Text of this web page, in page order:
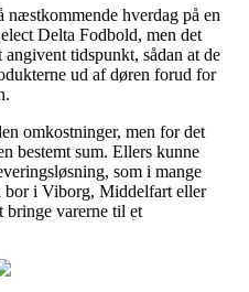
næstkommende hverdag på en
Delta Fodbold, men det
tidspunkt, sådan at de
ud af døren forud for
omkostninger, men for det
bestemt sum. Ellers kunne
som i mange
i Viborg, Middelfart eller
bringe varerne til et